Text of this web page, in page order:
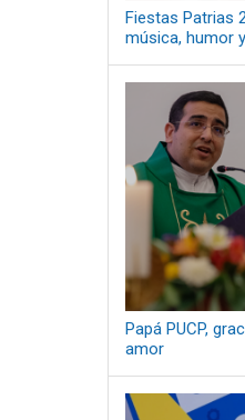
Fiestas Patrias
música, humor
Papá PUCP,
amor